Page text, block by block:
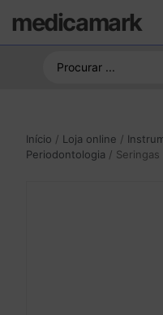
medicamark
Início / Loja online /
Periodontologia /